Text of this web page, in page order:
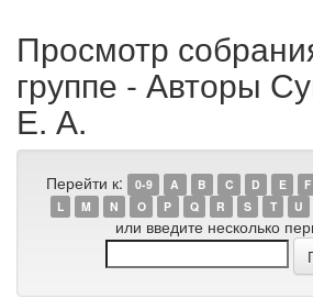
Просмотр
группе - Авторы
Е. А.
Перейти к: 0-9 A B C D E F
L
M N O P Q R S T U
или введите несколько